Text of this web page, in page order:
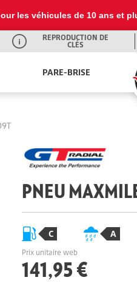
les véhicules de 10 ans et
REPRODUCTION DE
CLÉS
PARE-BRISE
PNEU
C A
Prix unitaire web
141,95 €